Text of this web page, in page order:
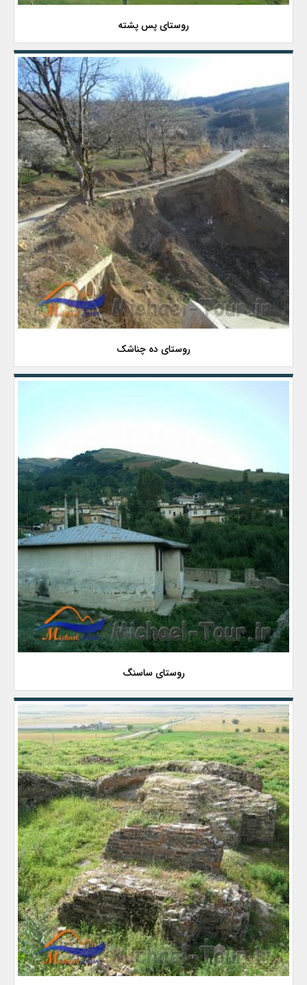
روستای پس پشته
روستای ده چناشک
روستای ساسنگ